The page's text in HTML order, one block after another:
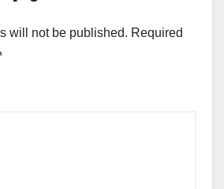
will not be published. Required